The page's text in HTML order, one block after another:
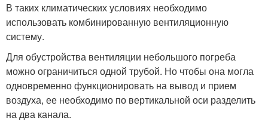
В таких климатических условиях необходимо
использовать комбинированную вентиляционную
систему.
Для обустройства вентиляции небольшого погреба
можно ограничиться одной трубой. Но чтобы она могла
одновременно функционировать на вывод и прием
воздуха, ее необходимо по вертикальной оси разделить
на два канала.